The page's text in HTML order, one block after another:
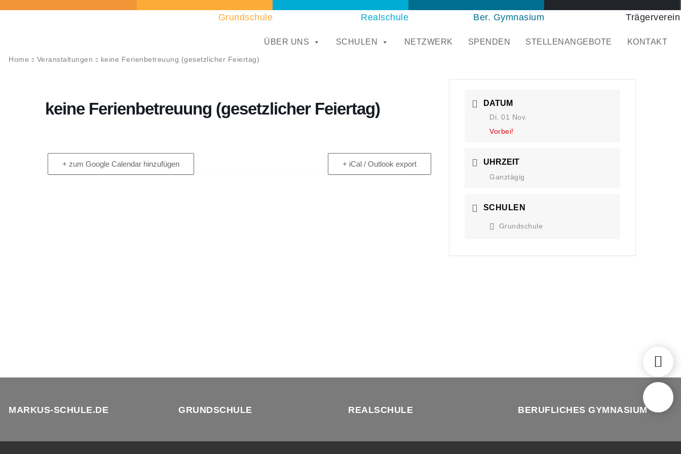
Grundschule Realschule Ber. Gymnasium Trägerverein
ÜBER UNS SCHULEN NETZWERK SPENDEN STELLENANGEBOTE KONTAKT
Home Veranstaltungen keine Ferienbetreuung (gesetzlicher Feiertag)
keine Ferienbetreuung (gesetzlicher Feiertag)
+ zum Google Calendar hinzufügen + iCal / Outlook export
DATUM
Di. 01 Nov.
Vorbei!
UHRZEIT
Ganztägig
SCHULEN
Grundschule
MARKUS-SCHULE.DE GRUNDSCHULE REALSCHULE BERUFLICHES GYMNASIUM